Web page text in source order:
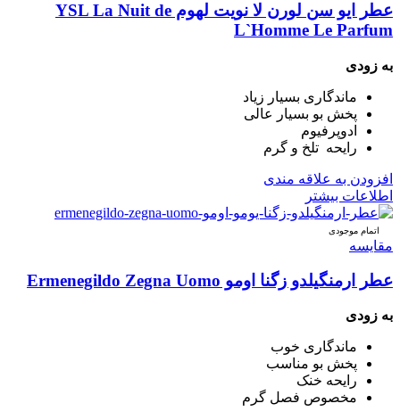
عطر ایو سن لورن لا نویت لهوم YSL La Nuit de
L`Homme Le Parfum
به زودی
ماندگاری بسیار زیاد
پخش بو بسیار عالی
ادوپرفیوم
رایحه تلخ و گرم
افزودن به علاقه مندی
اطلاعات بیشتر
اتمام موجودی
مقایسه
عطر ارمنگیلدو زگنا اومو Ermenegildo Zegna Uomo
به زودی
ماندگاری خوب
پخش بو مناسب
رایحه خنک
مخصوص فصل گرم